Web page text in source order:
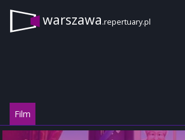
warszawa.repertuary.pl
Film